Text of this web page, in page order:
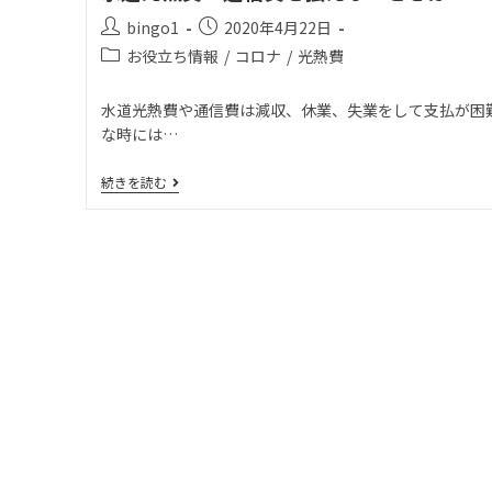
bingo1
2020年4月22日
お役立ち情報 / コロナ / 光熱費
水道光熱費や通信費は減収、休業、失業をして支払が困
な時には…
続きを読む